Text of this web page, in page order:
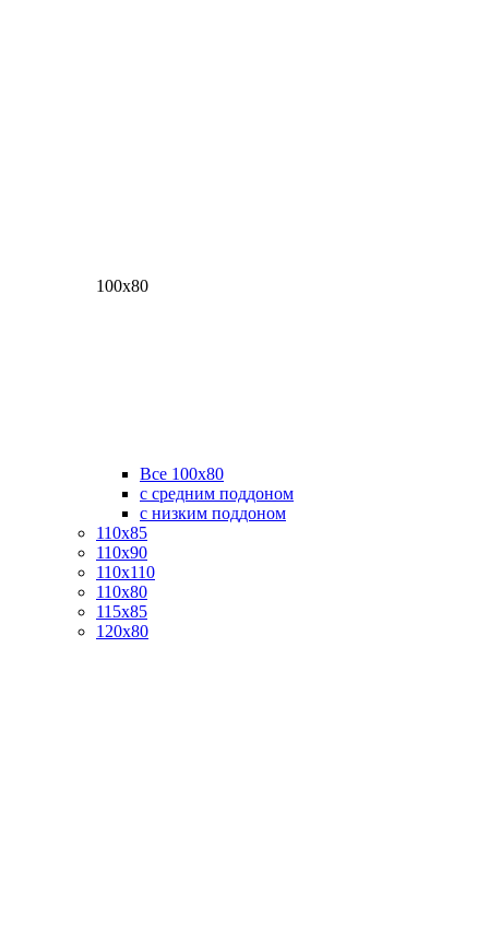
100х80
Все 100х80
с средним поддоном
с низким поддоном
110х85
110х90
110х110
110х80
115х85
120х80